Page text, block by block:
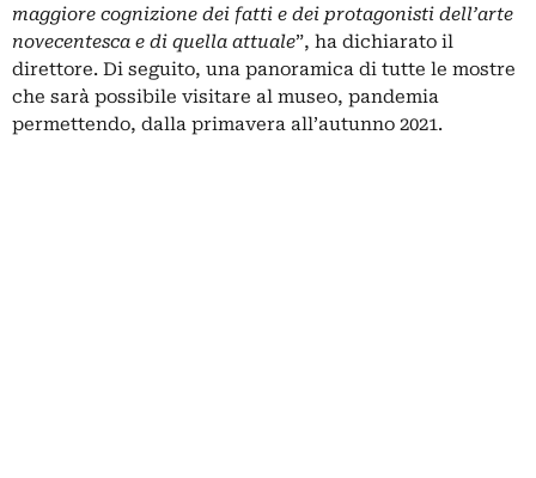
maggiore cognizione dei fatti e dei protagonisti dell’arte
novecentesca e di quella attuale”, ha dichiarato il
direttore. Di seguito, una panoramica di tutte le mostre
che sarà possibile visitare al museo, pandemia
permettendo, dalla primavera all’autunno 2021.